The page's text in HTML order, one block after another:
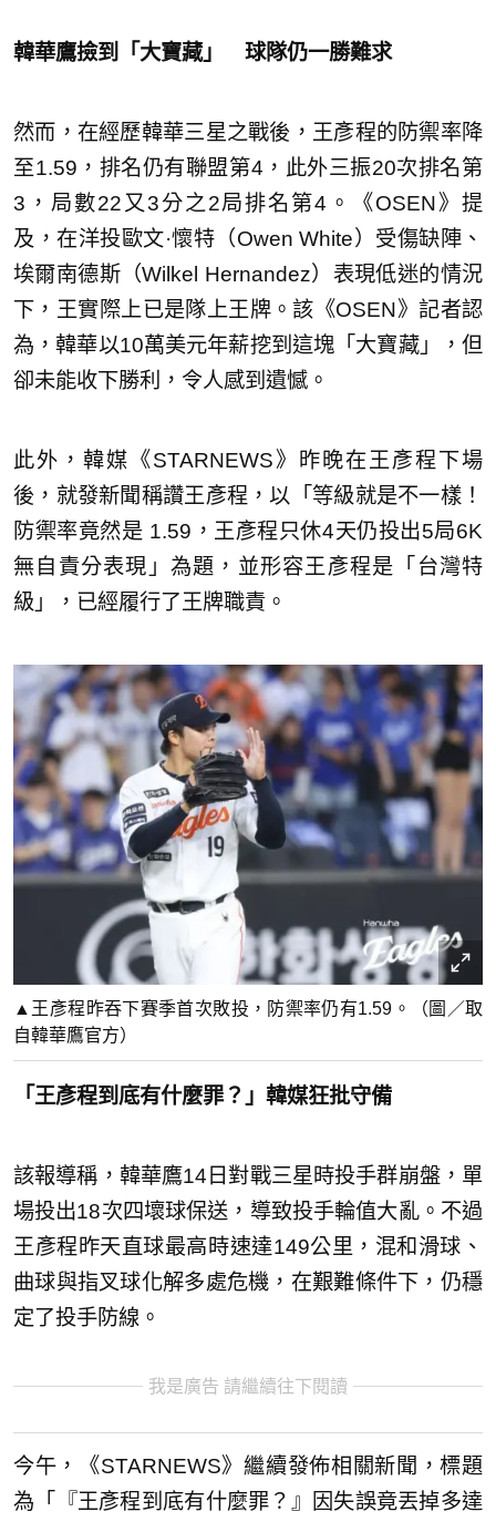
韓華鷹撿到「大寶藏」 球隊仍一勝難求
然而，在經歷韓華三星之戰後，王彥程的防禦率降
至1.59，排名仍有聯盟第4，此外三振20次排名第
3，局數22又3分之2局排名第4。《OSEN》提
及，在洋投歐文·懷特（Owen White）受傷缺陣、
埃爾南德斯（Wilkel Hernandez）表現低迷的情況
下，王實際上已是隊上王牌。該《OSEN》記者認
為，韓華以10萬美元年薪挖到這塊「大寶藏」，但
卻未能收下勝利，令人感到遺憾。
此外，韓媒《STARNEWS》昨晚在王彥程下場
後，就發新聞稱讚王彥程，以「等級就是不一樣！
防禦率竟然是 1.59，王彥程只休4天仍投出5局6K
無自責分表現」為題，並形容王彥程是「台灣特
級」，已經履行了王牌職責。
▲王彥程昨吞下賽季首次敗投，防禦率仍有1.59。（圖／取
自韓華鷹官方）
「王彥程到底有什麼罪？」韓媒狂批守備
該報導稱，韓華鷹14日對戰三星時投手群崩盤，單
場投出18次四壞球保送，導致投手輪值大亂。不過
王彥程昨天直球最高時速達149公里，混和滑球、
曲球與指叉球化解多處危機，在艱難條件下，仍穩
定了投手防線。
我是廣告 請繼續往下閱讀
今午，《STARNEWS》繼續發佈相關新聞，標題
為「『王彥程到底有什麼罪？』因失誤竟丟掉多達